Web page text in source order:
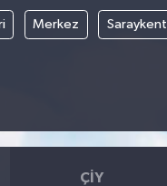
Merkez Saraykent
ÇIY